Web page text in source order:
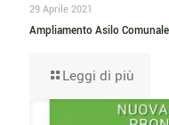
29 Aprile 2021
Ampliamento Asilo
Leggi di più